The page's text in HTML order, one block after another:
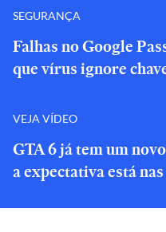
SEGURANÇA
Falhas no Google
que vírus ignore
VEJA VÍDEO
GTA 6 já tem um
a expectativa está